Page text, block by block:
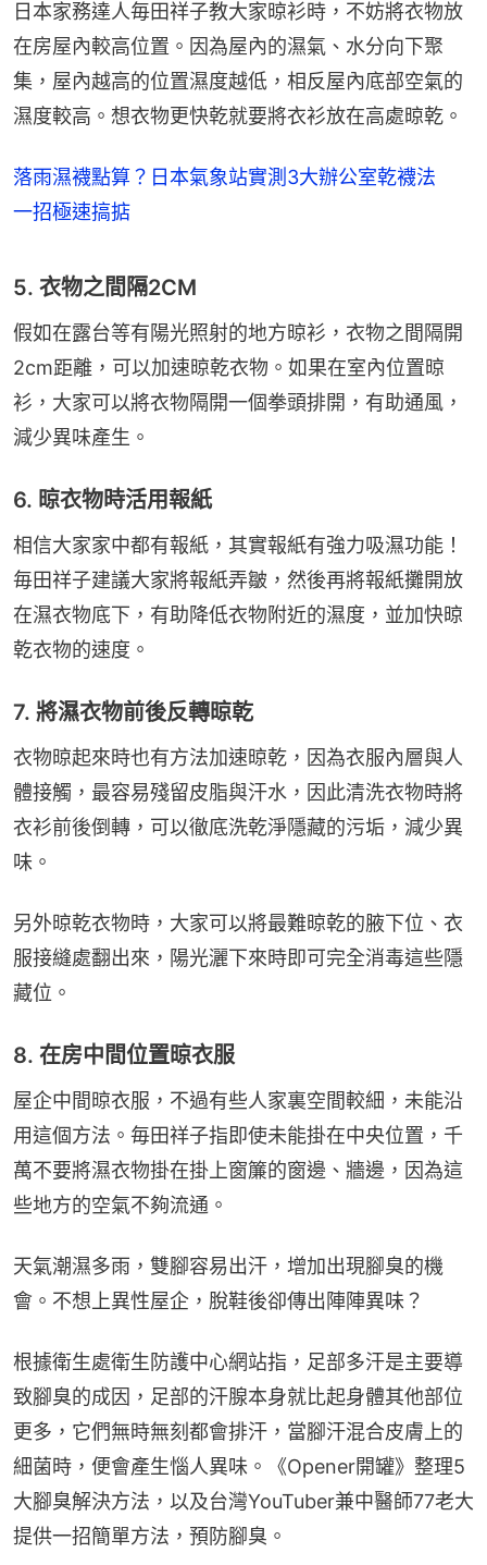
日本家務達人毎田祥子教大家晾衫時，不妨將衣物放
在房屋內較高位置。因為屋內的濕氣、水分向下聚
集，屋內越高的位置濕度越低，相反屋內底部空氣的
濕度較高。想衣物更快乾就要將衣衫放在高處晾乾。
落雨濕襪點算？日本氣象站實測3大辦公室乾襪法
一招極速搞掂
5. 衣物之間隔2CM
假如在露台等有陽光照射的地方晾衫，衣物之間隔開
2cm距離，可以加速晾乾衣物。如果在室內位置晾
衫，大家可以將衣物隔開一個拳頭排開，有助通風，
減少異味產生。
6. 晾衣物時活用報紙
相信大家家中都有報紙，其實報紙有強力吸濕功能！
毎田祥子建議大家將報紙弄皺，然後再將報紙攤開放
在濕衣物底下，有助降低衣物附近的濕度，並加快晾
乾衣物的速度。
7. 將濕衣物前後反轉晾乾
衣物晾起來時也有方法加速晾乾，因為衣服內層與人
體接觸，最容易殘留皮脂與汗水，因此清洗衣物時將
衣衫前後倒轉，可以徹底洗乾淨隱藏的污垢，減少異
味。
另外晾乾衣物時，大家可以將最難晾乾的腋下位、衣
服接縫處翻出來，陽光灑下來時即可完全消毒這些隱
藏位。
8. 在房中間位置晾衣服
屋企中間晾衣服，不過有些人家裏空間較細，未能沿
用這個方法。毎田祥子指即使未能掛在中央位置，千
萬不要將濕衣物掛在掛上窗簾的窗邊、牆邊，因為這
些地方的空氣不夠流通。
天氣潮濕多雨，雙腳容易出汗，增加出現腳臭的機
會。不想上異性屋企，脫鞋後卻傳出陣陣異味？
根據衛生處衛生防護中心網站指，足部多汗是主要導
致腳臭的成因，足部的汗腺本身就比起身體其他部位
更多，它們無時無刻都會排汗，當腳汗混合皮膚上的
細菌時，便會產生惱人異味。《Opener開罐》整理5
大腳臭解決方法，以及台灣YouTuber兼中醫師77老大
提供一招簡單方法，預防腳臭。